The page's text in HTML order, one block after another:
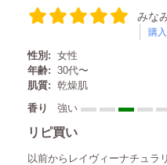
みな
購
性別: 女性
年齢: 30代〜
肌質: 乾燥肌
香り
強い
リピ買い
以前からレイヴィーナチュラ